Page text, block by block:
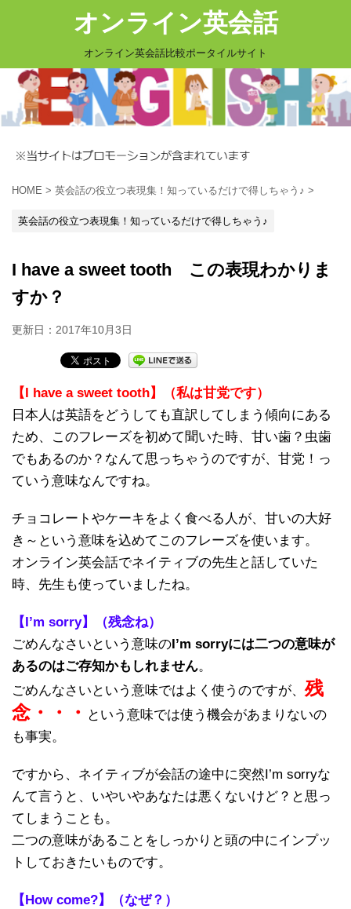
オンライン英会話
オンライン英会話比較ポータイルサイト
HOME > 英会話の役立つ表現集！知っているだけで得しちゃう♪ >
英会話の役立つ表現集！知っているだけで得しちゃう♪
I have a sweet tooth この表現わかりま
すか？
更新日： 2017年10月3日
【I have a sweet tooth】（私は甘党です）
日本人は英語をどうしても直訳してしまう傾向にある
ため、このフレーズを初めて聞いた時、甘い歯？虫歯
でもあるのか？なんて思っちゃうのですが、甘党！っ
ていう意味なんですね。
チョコレートやケーキをよく食べる人が、甘いの大好
き～という意味を込めてこのフレーズを使います。
オンライン英会話でネイティブの先生と話していた
時、先生も使っていましたね。
【I’m sorry】（残念ね）
ごめんなさいという意味のI’m sorryには二つの意味が
あるのはご存知かもしれません。
ごめんなさいという意味ではよく使うのですが、残
念・・・ という意味では使う機会があまりないの
も事実。
ですから、ネイティブが会話の途中に突然I’m sorryな
んて言うと、いやいやあなたは悪くないけど？と思っ
てしまうことも。
二つの意味があることをしっかりと頭の中にインプッ
トしておきたいものです。
【How come?】（なぜ？）